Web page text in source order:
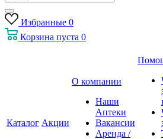
Избранные 0
Корзина пуста 0
Каталог Акции
О компании
Наши
Аптеки
Вакансии
Аренда /